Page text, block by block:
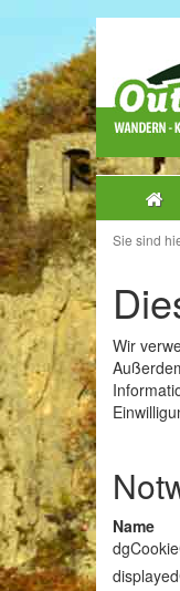
Sie sind
Wir
Name